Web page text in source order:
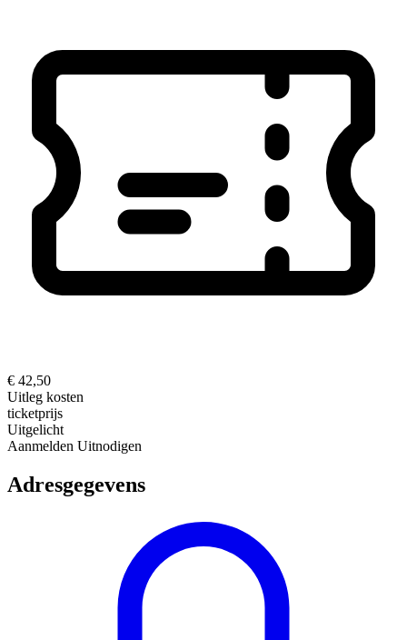
€ 42,50
Uitleg kosten
ticketprijs
Uitgelicht
Aanmelden Uitnodigen
Adresgegevens